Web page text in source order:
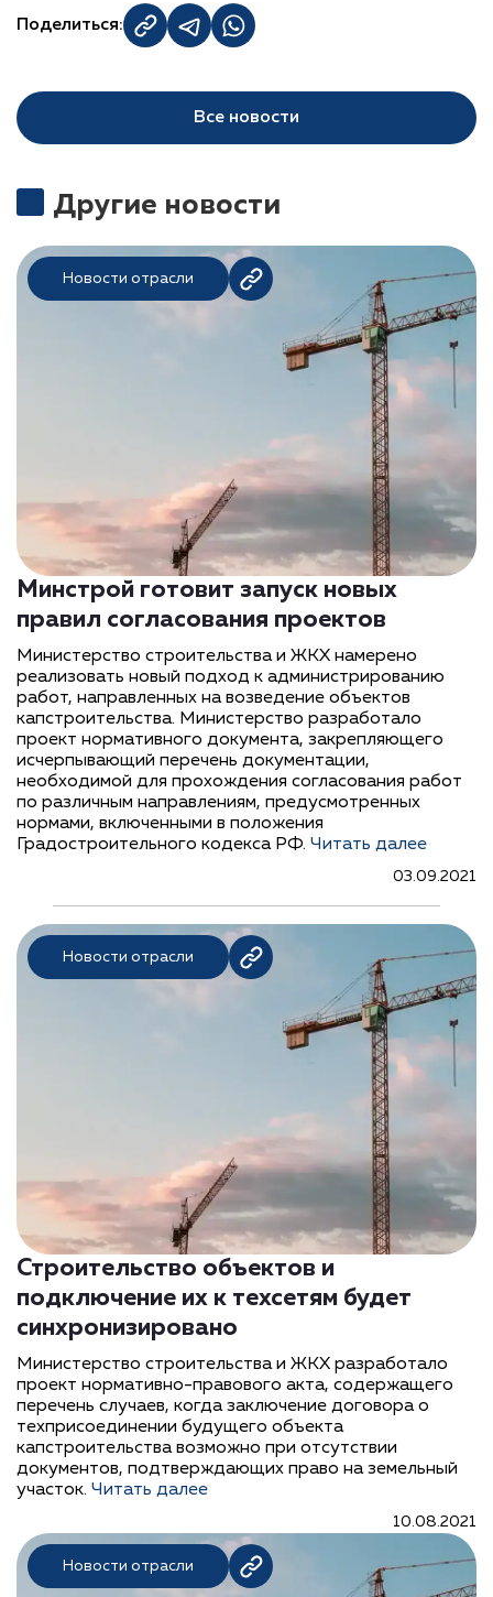
Поделиться:
Все новости
Другие новости
Новости отрасли
Минстрой готовит запуск новых
правил согласования проектов
Министерство строительства и ЖКХ намерено
реализовать новый подход к администрированию
работ, направленных на возведение объектов
капстроительства. Министерство разработало
проект нормативного документа, закрепляющего
исчерпывающий перечень документации,
необходимой для прохождения согласования работ
по различным направлениям, предусмотренных
нормами, включенными в положения
Градостроительного кодекса РФ. Читать далее
03.09.2021
Новости отрасли
Строительство объектов и
подключение их к техсетям будет
синхронизировано
Министерство строительства и ЖКХ разработало
проект нормативно-правового акта, содержащего
перечень случаев, когда заключение договора о
техприсоединении будущего объекта
капстроительства возможно при отсутствии
документов, подтверждающих право на земельный
участок. Читать далее
10.08.2021
Новости отрасли